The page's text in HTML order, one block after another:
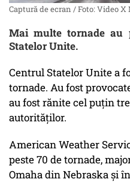
Captură de ecran / Foto: Video
Mai multe tornade au
Statelor Unite.
Centrul Statelor Unite a
tornade. Au fost
au fost rănite cel puțin
autorităților.
American Weather
peste 70 de tornade,
Omaha din Nebraska şi